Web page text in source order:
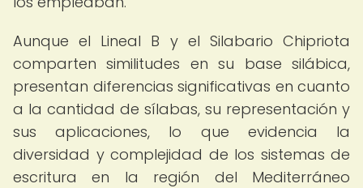
Aunque el Lineal B y el Silabario Chipriota
comparten similitudes en su base silábica,
presentan diferencias significativas en cuanto
a la cantidad de sílabas, su representación y
sus aplicaciones, lo que evidencia la
diversidad y complejidad de los sistemas de
escritura en la región del Mediterráneo